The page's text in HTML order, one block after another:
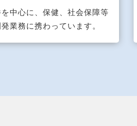
中心に、保健、社会保障等
業務に携わっています。